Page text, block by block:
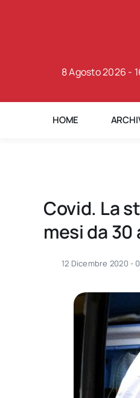
8 Agosto 2026 -
HOME
Covid. La
mesi da
12 Dicembre 2020 -